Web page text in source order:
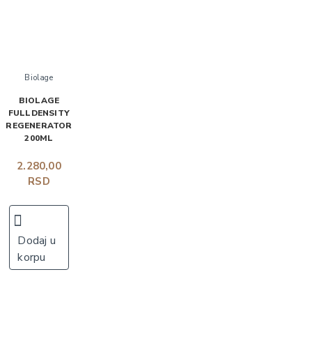
Biolage
BIOLAGE
FULLDENSITY
REGENERATOR
200ML
2.280,00
RSD
Dodaj u
korpu